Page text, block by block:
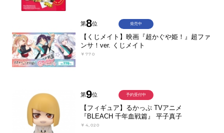
第8位
【くじメイト】映画『超かぐや姫！』超ファ
ンサ！ver. くじメイト
￥770
発売中
第9位
【フィギュア】るかっぷ TVアニメ
『BLEACH 千年血戦篇』 平子真子
￥4,020
予約受付中